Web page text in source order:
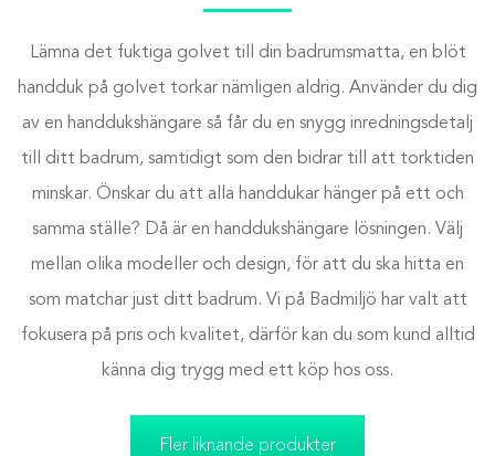
Lämna det fuktiga golvet till din badrumsmatta, en blöt
handduk på golvet torkar nämligen aldrig. Använder du dig
av en handdukshängare så får du en snygg inredningsdetalj
till ditt badrum, samtidigt som den bidrar till att torktiden
minskar. Önskar du att alla handdukar hänger på ett och
samma ställe? Då är en handdukshängare lösningen. Välj
mellan olika modeller och design, för att du ska hitta en
som matchar just ditt badrum. Vi på Badmiljö har valt att
fokusera på pris och kvalitet, därför kan du som kund alltid
känna dig trygg med ett köp hos oss.
Fler liknande produkter